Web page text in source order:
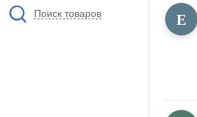
Поиск товаров
Е